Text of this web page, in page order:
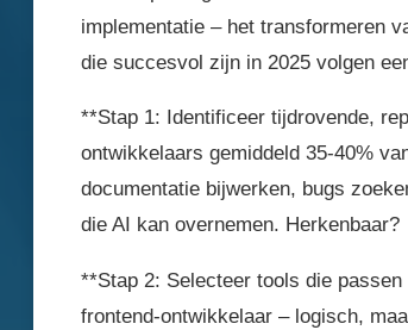
implementatie – het transformeren
die succesvol zijn in 2025 volgen
**Stap 1: Identificeer tijdrovende,
ontwikkelaars gemiddeld 35-40%
documentatie bijwerken, bugs
die AI kan overnemen. Herkenbaar?
**Stap 2: Selecteer tools die
frontend-ontwikkelaar – logisch,